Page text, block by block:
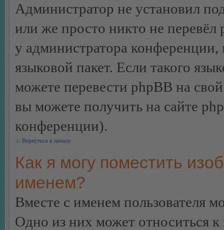
Администратор не установил
или же просто никто не
у администратора
языковой пакет. Если такого
можете перевести phpBB на
вы можете получить на сайте
конференции).
Вернуться к началу
Как я могу поместить
именем?
Вместе с именем пользователя
Одно из них может относиться